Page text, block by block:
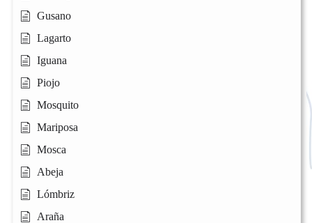
Gusano
Lagarto
Iguana
Piojo
Mosquito
Mariposa
Mosca
Abeja
Lómbriz
Araña